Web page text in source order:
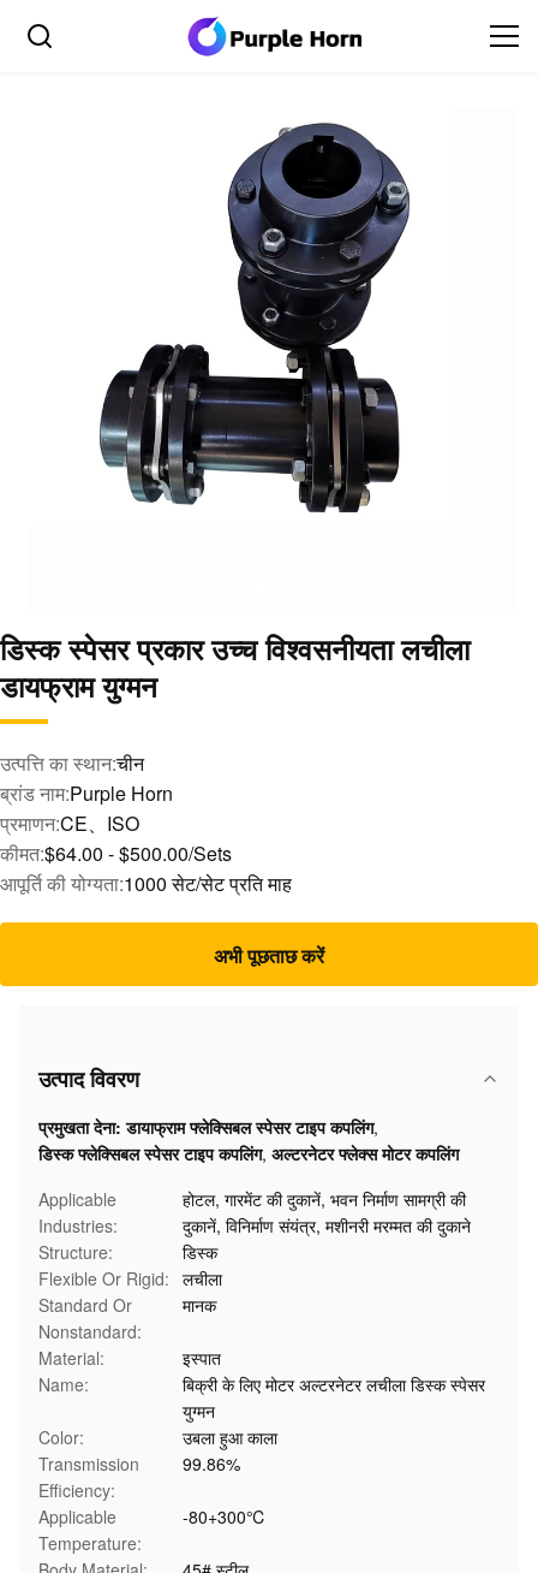
डिस्क स्पेसर प्रकार उच्च विश्वसनीयता लचीला
डायफ्राम युग्मन
उत्पत्ति का स्थान:चीन
ब्रांड नाम:Purple Horn
प्रमाणन:CE、ISO
कीमत:$64.00 - $500.00/Sets
आपूर्ति की योग्यता:1000 सेट/सेट प्रति माह
अभी पूछताछ करें
उत्पाद विवरण
प्रमुखता देना: डायाफ्राम फ्लेक्सिबल स्पेसर टाइप कपलिंग,
डिस्क फ्लेक्सिबल स्पेसर टाइप कपलिंग, अल्टरनेटर फ्लेक्स मोटर कपलिंग
Applicable
Industries:
होटल, गारमेंट की दुकानें, भवन निर्माण सामग्री की
दुकानें, विनिर्माण संयंत्र, मशीनरी मरम्मत की दुकाने
Structure:
डिस्क
Flexible Or Rigid: लचीला
Standard Or
Nonstandard:
मानक
Material:
इस्पात
Name:
बिक्री के लिए मोटर अल्टरनेटर लचीला डिस्क स्पेसर
युग्मन
Color:
उबला हुआ काला
Transmission
Efficiency:
99.86%
Applicable
Temperature:
-80+300℃